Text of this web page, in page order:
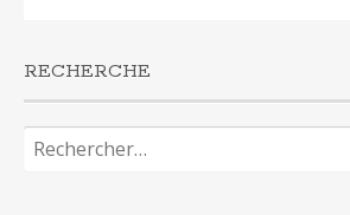
RECHERCHE
Rechercher :